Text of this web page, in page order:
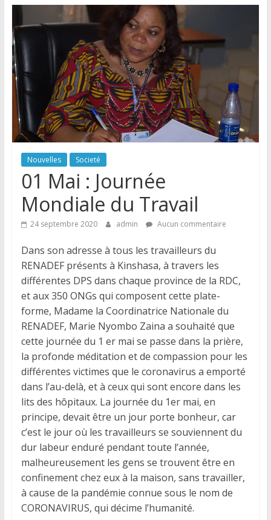
Nouvelles Societé
01 Mai : Journée
Mondiale du Travail
24 septembre 2020 admin Aucun commentaire
Dans son adresse à tous les travailleurs du
RENADEF présents à Kinshasa, à travers les
différentes DPS dans chaque province de la RDC,
et aux 350 ONGs qui composent cette plate-
forme, Madame la Coordinatrice Nationale du
RENADEF, Marie Nyombo Zaina a souhaité que
cette journée du 1 er mai se passe dans la prière,
la profonde méditation et de compassion pour les
différentes victimes que le coronavirus a emporté
dans l’au-delà, et à ceux qui sont encore dans les
lits des hôpitaux. La journée du 1er mai, en
principe, devait être un jour porte bonheur, car
c’est le jour où les travailleurs se souviennent du
dur labeur enduré pendant toute l’année,
malheureusement les gens se trouvent être en
confinement chez eux à la maison, sans travailler,
à cause de la pandémie connue sous le nom de
CORONAVIRUS, qui décime l’humanité.